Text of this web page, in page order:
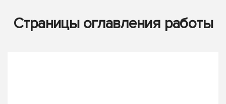
Страницы оглавления работы